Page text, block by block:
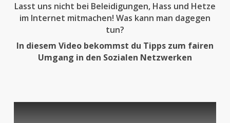
Lasst uns nicht bei Beleidigungen, Hass und Hetze
im Internet mitmachen! Was kann man dagegen
tun?
In diesem Video bekommst du Tipps zum fairen
Umgang in den Sozialen Netzwerken